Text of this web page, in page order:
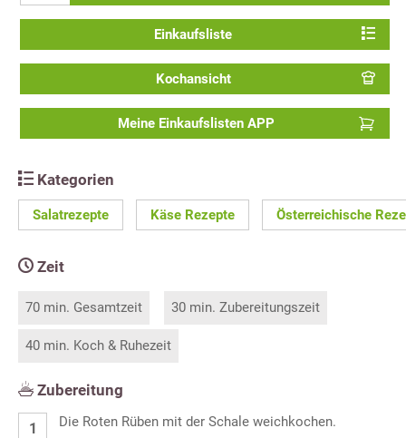
Einkaufsliste
Kochansicht
Meine Einkaufslisten APP
Kategorien
Salatrezepte Käse Rezepte Österreichische
Zeit
70 min. Gesamtzeit 30 min. Zubereitungszeit
40 min. Koch & Ruhezeit
Zubereitung
Die Roten Rüben mit der Schale weichkochen.